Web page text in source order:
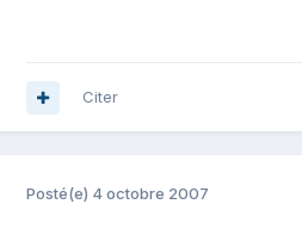
Citer
Posté(e) 4 octobre 2007